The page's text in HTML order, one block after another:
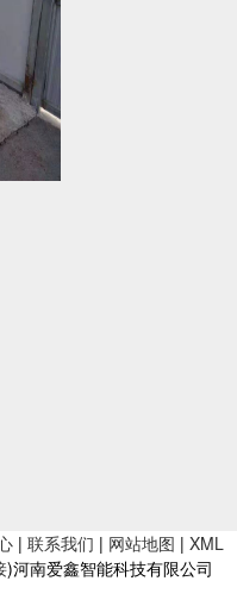
| 联系我们 | 网站地图 | XML
)河南爱鑫智能科技有限公司